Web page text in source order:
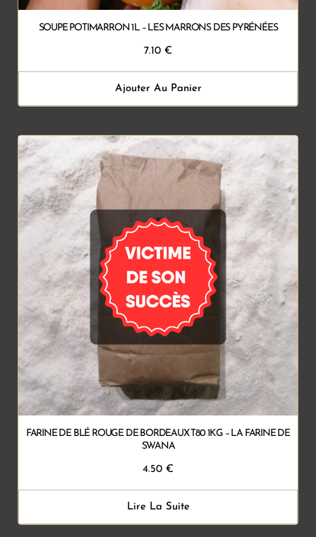
SOUPE POTIMARRON 1L – LES MARRONS DES PYRÉNÉES
7.10 €
Ajouter Au Panier
FARINE DE BLÉ ROUGE DE BORDEAUX T80 1KG – LA FARINE DE
SWANA
4.50 €
Lire La Suite